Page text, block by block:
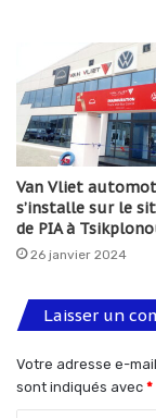
Van Vliet
s’installe sur le
de PIA à
26 janvier 2024
Laisser un
Votre adresse e-
sont indiqués avec *